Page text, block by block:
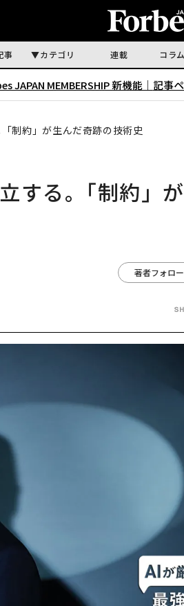
事 カテゴリ 連載 コラ
JAPAN MEMBERSHIP 新機能｜ 記事
制約」が生んだ奇跡の技術史
する｡「制約」
著者フォロー